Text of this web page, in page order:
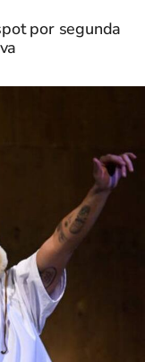
por segunda